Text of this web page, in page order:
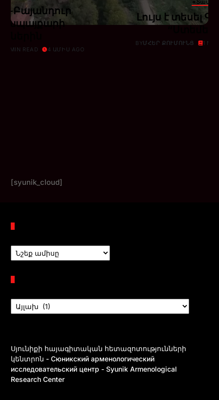
Բայանդուր
1 MIN READ 4 ԱՄԻՍ AGO
Լույս է տեսել
BYՄՀԵՐ ՔՈՒՄՈՒՆՑ 1
[syunik_cloud]
Սյունիքի հայագիտական հետազոտությունների
կենտրոն - Сюникский арменологический
исследовательский центр - Syunik Armenological
Research Center